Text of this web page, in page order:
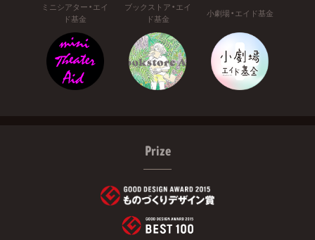
ミニシアター・エイ
ド基金
ブックストア・エイ
ド基金
小劇場・エイド基金
Prize